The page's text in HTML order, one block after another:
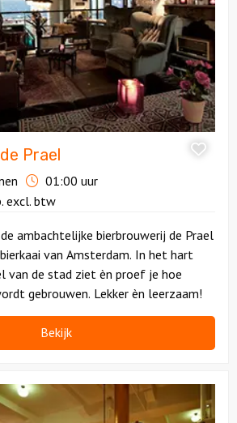
Prael
01:00 uur
excl. btw
ambachtelijke bierbrouwerij de Prael
van Amsterdam. In het hart
van de stad ziet èn proef je hoe
gebrouwen. Lekker èn leerzaam!
Bekijk